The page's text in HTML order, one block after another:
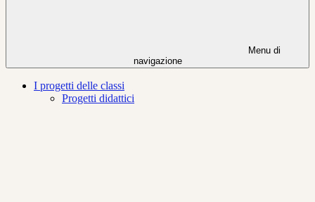
Menu di
navigazione
I progetti delle classi
Progetti didattici